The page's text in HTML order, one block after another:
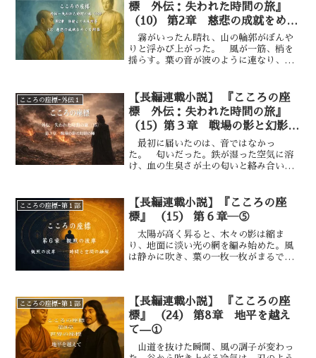
標 外伝：失われた時間の旅』
（10） 第2章 慈悲の成就をめぐ
る問答—③
霧がいったん晴れ、山の輪郭がぼんや
りと浮かび上がった。 風が一筋、梢を
揺らす。葉の音が波のように連なり、や
い香を含んでいた。沈香のようであり、
遠い記憶の匂いのようでもあった。 弥
勒はなお、その場に立っていた。 光を
孕んだ身体は輪郭を持たず、見ているう
ちに形を変える。 ある瞬間には人の姿
に見え、次の瞬間にはただの光の柱に見
えた。 だがその“在り方”は一貫して
れた言葉を押さえきれなかった。「未来
仏よ。あなたの教えを聞いて、私は知り
ました。慈悲は未来に咲く花ではなく、
今この時にも根づいていると。
こころの座標ｰ外伝１
【長編連載小説】 『こころの座
標 外伝：失われた時間の旅』
（15）第３章 戦場の影と幻影の
師 血に染まる大地―①
最初に届いたのは、音ではなかっ
た。 匂いだった。鉄が湿った空気に溶
け、血の生臭さが土の匂いと絡み合い、
わりきっていないことを、匂いだけが雄
弁に語っていた。 デカルトは歩みを止
め、息を浅く吸った。肺の内側がざらつ
く。風に乗った灰が喉の奥へ貼りつくよ
うだった。遠くで旗布がはためく音がす
る。だがそれは勝利の鼓舞ではなく、空
いた。草は踏み荒らされ、ぬかるんだ土
には無数の足跡と轍が刻まれている。
こころの座標ｰ第１部
【長編連載小説】『こころの座
標』 （15） 第６章―⑤
太陽が高く昇ると、木々の影は縮ま
り、地面に淡い光の網を編み始めた。風
は静かに吹き、葉の一枚一枚がまるで呼
下ろす断崖の縁であり、遠くに水音が響
いていた。「ここは、“時”が止まる場
所です」 空海の声は、風の音に溶ける
ように柔らかかった。「止まる……？
時間が？」「いえ、“止める”のではあ
こころの座標ｰ第１部
【長編連載小説】 『こころの座
標』 （24） 第8章 地平を越え
て—①
山道を抜けた瞬間、風の調子が変わっ